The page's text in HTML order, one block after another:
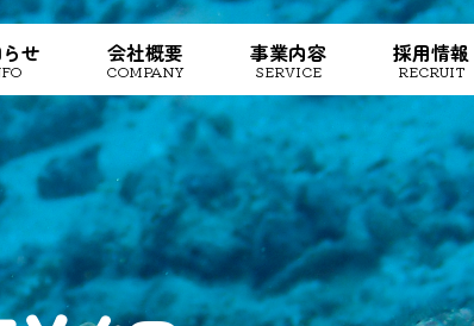
せ 会社概要
COMPANY
事業内容
SERVICE
採用情報
RECRUIT